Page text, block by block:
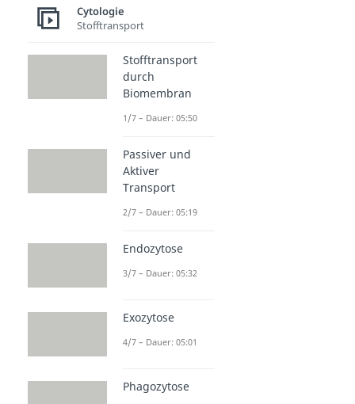
Cytologie
Stofftransport
Stofftransport
durch
Biomembran
1/7 – Dauer: 05:50
Passiver und
Aktiver
Transport
2/7 – Dauer: 05:19
Endozytose
3/7 – Dauer: 05:32
Exozytose
4/7 – Dauer: 05:01
Phagozytose